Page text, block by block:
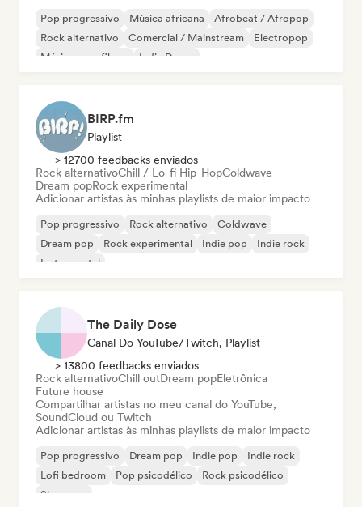
Pop progressivo Música africana
Afrobeat / Afropop
Rock alternativo
Comercial / Mainstream
Electropop
Música para filmes
Indie Dance
BIRP.fm
Playlist
> 12700 feedbacks enviados
Rock alternativoChill / Lo-fi Hip-HopColdwave
Dream popRock experimental
Adicionar artistas às minhas playlists de maior impacto
Pop progressivo Rock alternativo
Coldwave
Dream pop
Rock experimental Indie pop
Indie rock
Instrumental
The Daily Dose
Canal Do YouTube/Twitch, Playlist
> 13800 feedbacks enviados
Rock alternativoChill outDream popEletrônica
Future house
Compartilhar artistas no meu canal do YouTube,
SoundCloud ou Twitch
Adicionar artistas às minhas playlists de maior impacto
Pop progressivo Dream pop Indie pop
Indie rock
Lofi bedroom
Pop psicodélico
Rock psicodélico
Shoegaze